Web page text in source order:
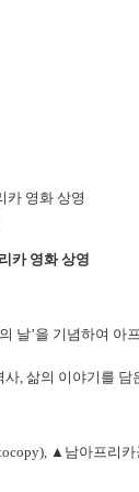
카 영화 상영
카 영화 상영
날’을 기념하여 아
, 삶의 이야기를 담
, ▲남아프리